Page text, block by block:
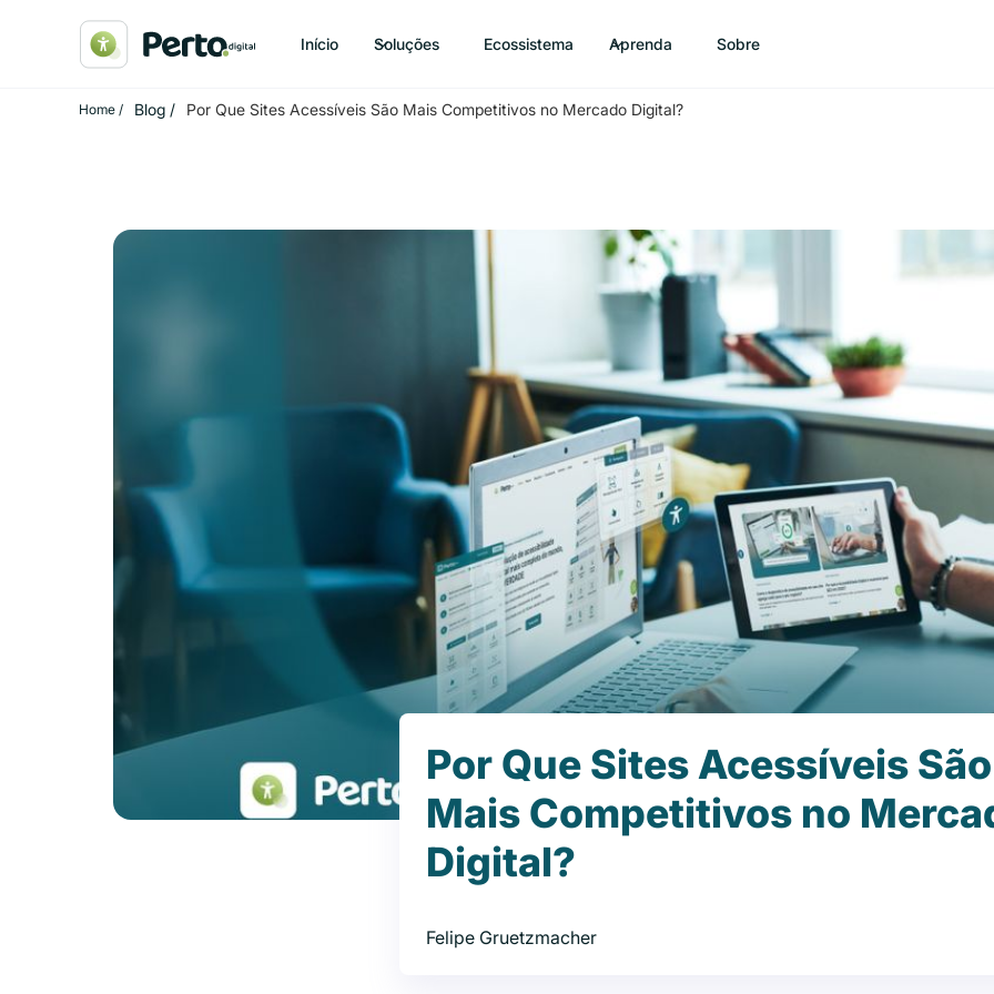
Início Soluções Ecossistema Aprenda Sobre
Home / Blog / Por Que Sites Acessíveis São Mais Competitivos no Mercado Digital?
Por Que Sites Acessíveis São
Mais Competitivos no
Digital?
Felipe Gruetzmacher